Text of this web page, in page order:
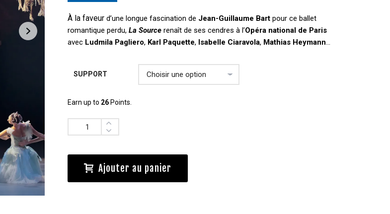
À la faveur d’une longue fascination de Jean-Guillaume Bart pour ce ballet
romantique perdu,La Source renaît de ses cendres à l’Opéra national de Paris
avec Ludmila Pagliero, Karl Paquette, Isabelle Ciaravola, Mathias Heymann…
SUPPORT
Earn up to 26 Points.
Quantité
Ajouter au panier